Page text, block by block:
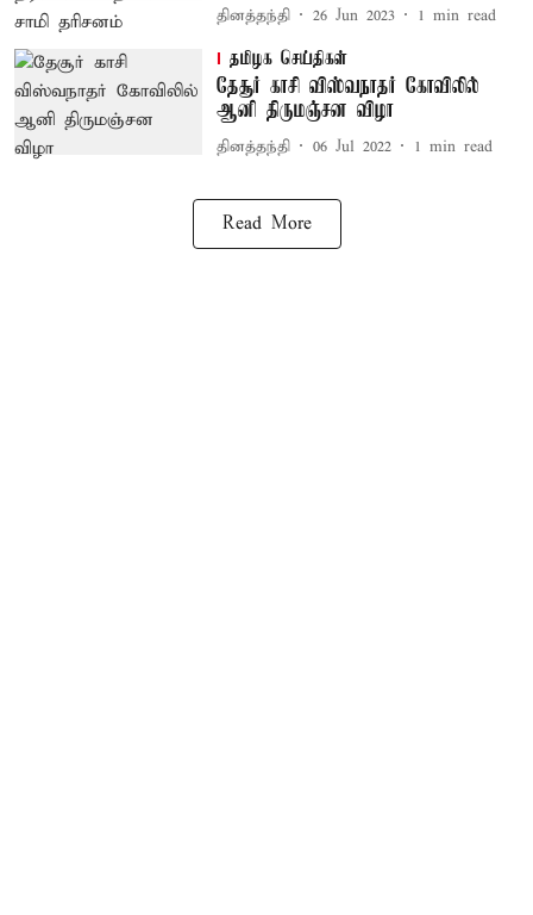
தினத்தந்தி 26 Jun 2023 1 min read
தமிழக செய்திகள்
தேசூர் காசி விஸ்வநாதர் கோவிலில்
ஆனி திருமஞ்சன விழா
தினத்தந்தி 06 Jul 2022 1 min read
Read More